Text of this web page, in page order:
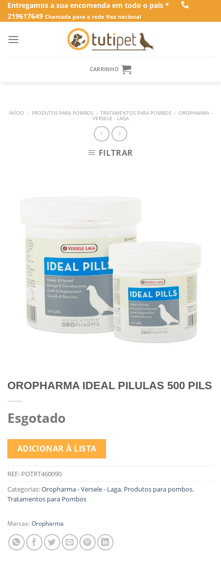
SkipEntregamos a sua encomenda em todo o país *
219617649 Chamada para a rede fixa nacional
CARRINHO
INÍCIO / PRODUTOS PARA POMBOS / TRATAMENTOS PARA POMBOS / OROPHARMA -
VERSELE - LAGA
FILTRAR
OROPHARMA IDEAL PILULAS 500 PILS
Esgotado
ADICIONAR À LISTA
REF: POTRT460090
Categorias:Oropharma - Versele - Laga, Produtos para pombos,
Tratamentos para Pombos
Marcas: Oropharma